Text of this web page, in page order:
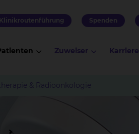
Klinikroutenführung Spenden
Zuweiser Karriere
& Radioonkologie